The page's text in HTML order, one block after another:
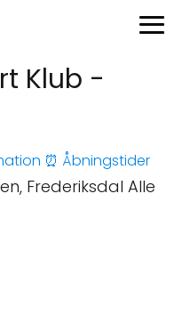
Klub -
⏰ Åbningstider
Frederiksdal Alle